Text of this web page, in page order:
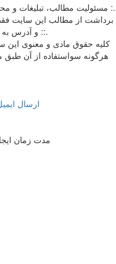
.: مسئوليت مطالب، تبليغات و محصولات ديگر سايتها به عهده خودشان است :.
.:: برداشت از مطالب اين سايت
و آدرس به صورت لینک بلامانع است ::.
ارسال
مدت زمان ایجاد صفحه